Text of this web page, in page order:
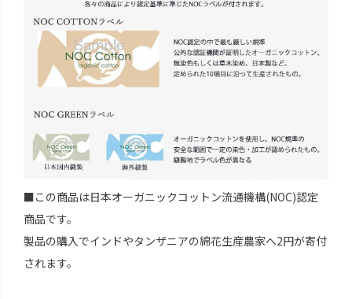
■この商品は日本オーガニックコットン流通機構(NOC)認定
商品です。
製品の購入でインドやタンザニアの綿花生産農家へ2円が寄付
されます。